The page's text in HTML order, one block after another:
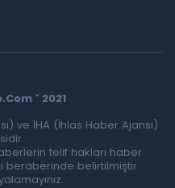
' 2021
ve İHA (İhlas Haber Ajansı)
telif hakları haber
beraberinde belirtilmiştir.